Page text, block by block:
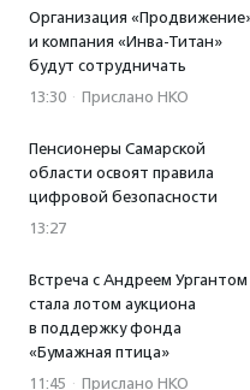
Организация
и компания «Инва-Титан»
будут сотрудничать
13:30 · Прислано НКО
Пенсионеры Самарской
области освоят правила
цифровой безопасности
13:27
Встреча с Андреем Ургантом
стала лотом аукциона
в поддержку фонда
«Бумажная птица»
11:45 · Прислано НКО